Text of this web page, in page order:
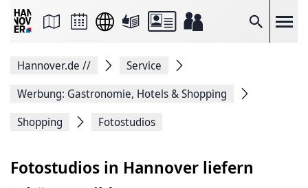
Suche
Seite
Facebook
teilen
Seitenlink
Drucken
Hannover.de //
Service
Werbung: Gastronomie, Hotels & Shopping
Shopping
Fotostudios
Fotostudios in Hannover liefern